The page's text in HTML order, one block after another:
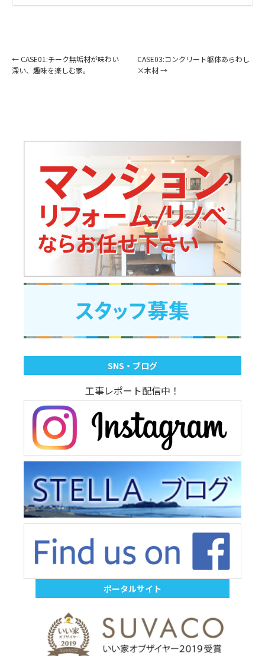
←CASE01:チーク無垢材が味わい
深い、趣味を楽しむ家。
CASE03:コンクリート躯体あらわし
×木材→
SNS・ブログ
工事レポート配信中！
ポータルサイト